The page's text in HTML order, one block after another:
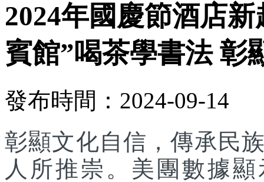
2024年國慶節酒店
賓館”喝茶學書法 彰
發布時間：2024-09-14
彰顯文化自信，傳承民
人所推崇。美團數據